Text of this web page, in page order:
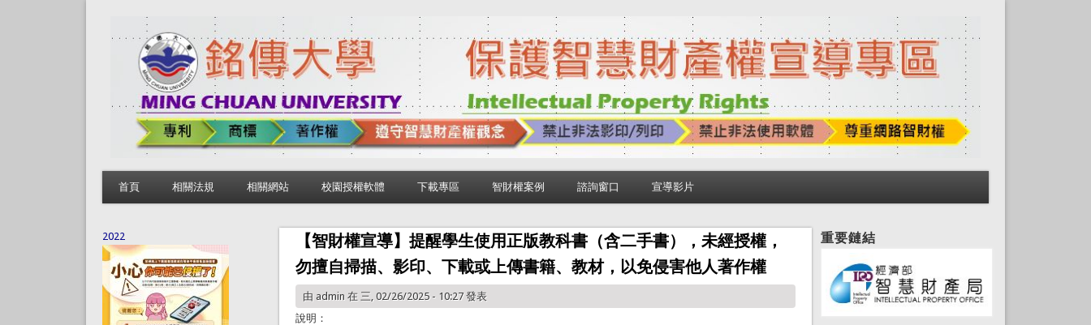
首頁 相關法規 相關網站 校園授權軟體 下載專區 智財權案例 諮詢窗口 宣導影片
【智財權宣導】提醒學生使用正版教科書（含二手書），未經授權，
勿擅自掃描、影印、下載或上傳書籍、教材，以免侵害他人著作權
由 admin 在 三, 02/26/2025 - 10:27 發表
說明：
2022 重要鏈結